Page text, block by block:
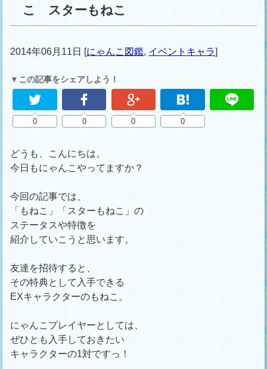
こ スターもねこ
2014年06月11日 [にゃんこ図鑑, イベントキャラ]
▼この記事をシェアしよう！
0 0 0 0
どうも、こんにちは。
今日もにゃんこやってますか？
今回の記事では、
「もねこ」「スターもねこ」の
ステータスや特徴を
紹介していこうと思います。
友達を招待すると、
その特典として入手できる
EXキャラクターのもねこ。
にゃんこプレイヤーとしては、
ぜひとも入手しておきたい
キャラクターの1対ですっ！